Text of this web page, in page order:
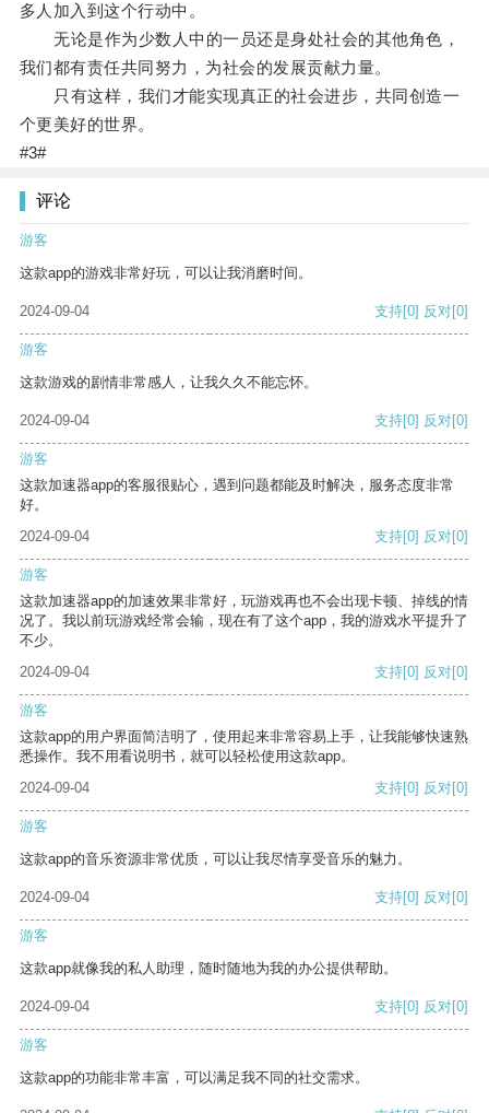
多人加入到这个行动中。
无论是作为少数人中的一员还是身处社会的其他角色，
我们都有责任共同努力，为社会的发展贡献力量。
只有这样，我们才能实现真正的社会进步，共同创造一
个更美好的世界。
#3#
评论
游客
这款app的游戏非常好玩，可以让我消磨时间。
2024-09-04 支持[0] 反对[0]
游客
这款游戏的剧情非常感人，让我久久不能忘怀。
2024-09-04 支持[0] 反对[0]
游客
这款加速器app的客服很贴心，遇到问题都能及时解决，服务态度非常
好。
2024-09-04
支持[0] 反对[0]
游客
这款加速器app的加速效果非常好，玩游戏再也不会出现卡顿、掉线的情
况了。我以前玩游戏经常会输，现在有了这个app，我的游戏水平提升了
不少。
2024-09-04
支持[0] 反对[0]
游客
这款app的用户界面简洁明了，使用起来非常容易上手，让我能够快速熟
悉操作。我不用看说明书，就可以轻松使用这款app。
2024-09-04
支持[0] 反对[0]
游客
这款app的音乐资源非常优质，可以让我尽情享受音乐的魅力。
2024-09-04 支持[0] 反对[0]
游客
这款app就像我的私人助理，随时随地为我的办公提供帮助。
2024-09-04 支持[0] 反对[0]
游客
这款app的功能非常丰富，可以满足我不同的社交需求。